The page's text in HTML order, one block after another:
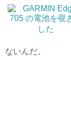
ないんだ。